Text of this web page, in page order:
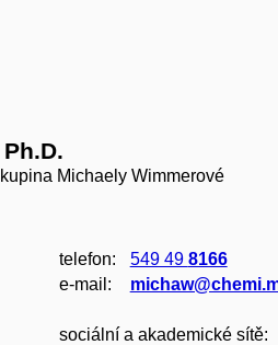
Michaely Wimmerové
telefon: 549 49 8166
e‑mail:
sociální a akademické sítě: